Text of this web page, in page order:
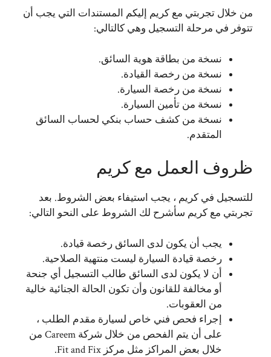
من خلال تجربتي مع كريم إليكم المستندات التي يجب أن
تتوفر في مرحلة التسجيل وهي كالتالي:
نسخة من بطاقة هوية السائق.
نسخة من رخصة القيادة.
نسخة من رخصة السيارة.
نسخة من تأمين السيارة.
نسخة من كشف حساب بنكي لحساب السائق
المتقدم.
ظروف العمل مع كريم
للتسجيل في كريم ، يجب استيفاء بعض الشروط. بعد
تجربتي مع كريم سأشرح لك الشروط على النحو التالي:
يجب أن يكون لدى السائق رخصة قيادة.
رخصة قيادة السيارة ليست منتهية الصلاحية.
أن لا يكون لدى السائق طالب التسجيل أي جنحة
أو مخالفة للقانون وأن تكون الحالة الجنائية خالية
من العقوبات.
إجراء فحص فني خاص لسيارة مقدم الطلب ،
على أن يتم الفحص من خلال شركة Careem من
خلال بعض المراكز مثل مركز Fit and Fix.